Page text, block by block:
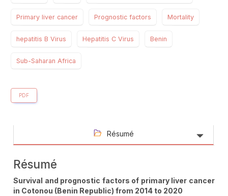
Primary liver cancer Prognostic factors Mortality
hepatitis B Virus Hepatitis C Virus Benin
Sub-Saharan Africa
PDF
Résumé
Résumé
Survival and prognostic factors of primary liver cancer
in Cotonou (Benin Republic) from 2014 to 2020